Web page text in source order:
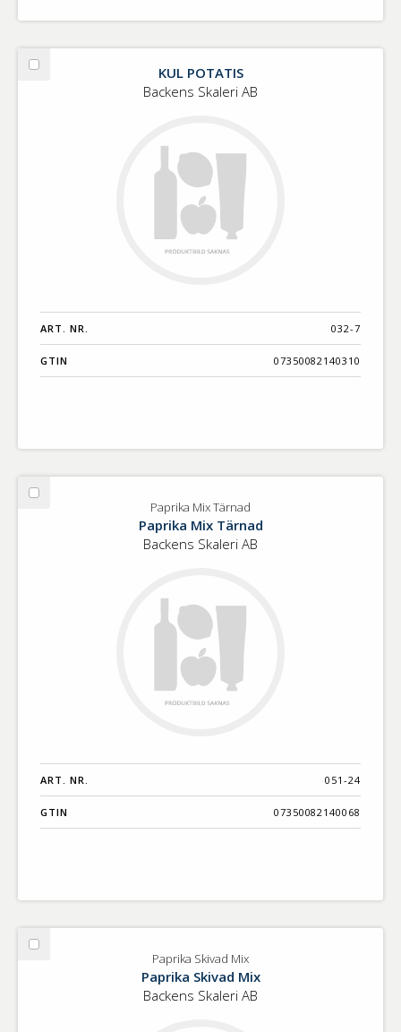
Välj
KUL POTATIS
Backens Skaleri AB
ART. NR. 032-7
GTIN 07350082140310
Välj
Paprika Mix Tärnad
Paprika Mix Tärnad
Backens Skaleri AB
ART. NR. 051-24
GTIN 07350082140068
Välj
Paprika Skivad Mix
Paprika Skivad Mix
Backens Skaleri AB